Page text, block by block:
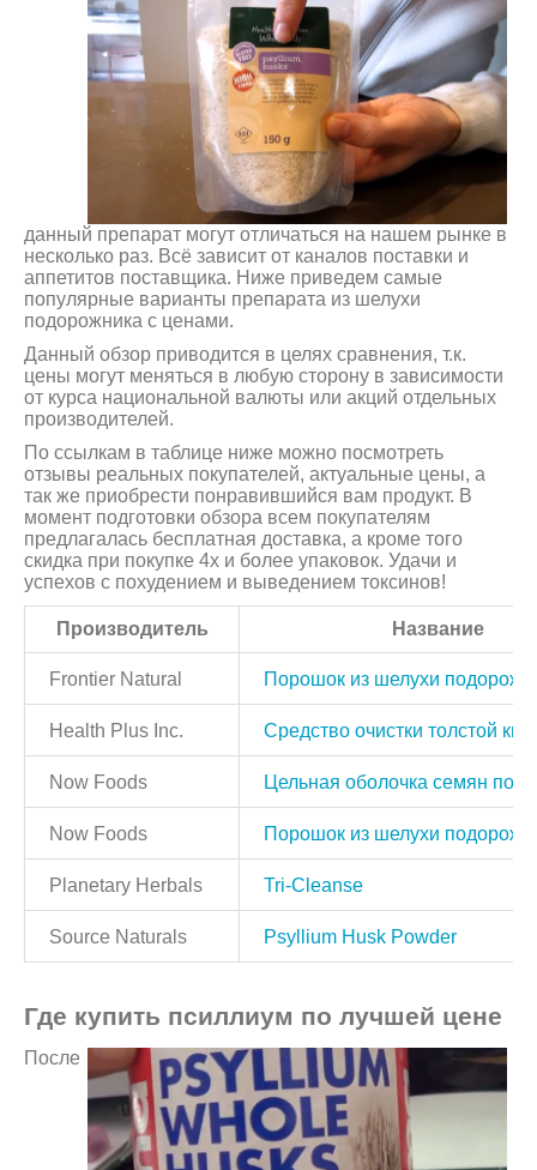
данный препарат могут отличаться на нашем рынке в
несколько раз. Всё зависит от каналов поставки и
аппетитов поставщика. Ниже приведем самые
популярные варианты препарата из шелухи
подорожника с ценами.
Данный обзор приводится в целях сравнения, т.к.
цены могут меняться в любую сторону в зависимости
от курса национальной валюты или акций отдельных
производителей.
По ссылкам в таблице ниже можно посмотреть
отзывы реальных покупателей, актуальные цены, а
так же приобрести понравившийся вам продукт. В
момент подготовки обзора всем покупателям
предлагалась бесплатная доставка, а кроме того
скидка при покупке 4х и более упаковок. Удачи и
успехов с похудением и выведением токсинов!
Производитель Название
Frontier Natural Порошок из шелухи
Health Plus Inc. Средство очистки толстой
Now Foods Цельная оболочка семян
Now Foods Порошок из шелухи
Planetary Herbals Tri-Cleanse
Source Naturals Psyllium Husk Powder
Где купить псиллиум по лучшей цене
После